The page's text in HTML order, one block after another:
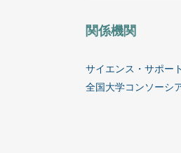
関係機関
サイエンス・サポー
全国大学コンソーシ